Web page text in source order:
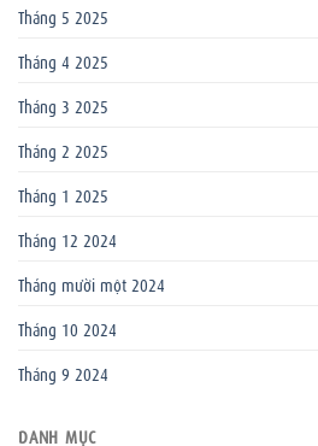
Tháng 5 2025
Tháng 4 2025
Tháng 3 2025
Tháng 2 2025
Tháng 1 2025
Tháng 12 2024
Tháng mười một 2024
Tháng 10 2024
Tháng 9 2024
DANH MỤC